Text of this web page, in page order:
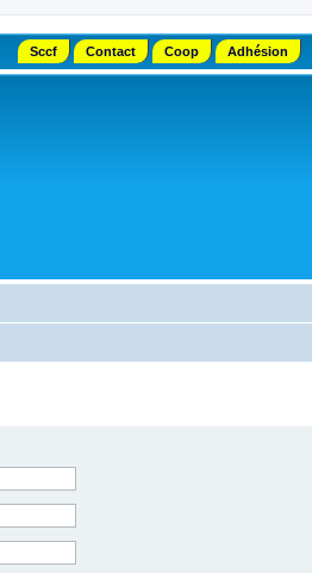
Sccf Contact Coop Adhésion